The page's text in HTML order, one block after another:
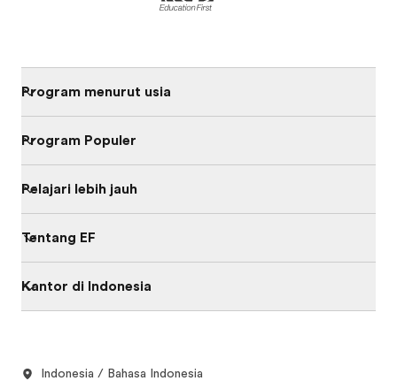
Program menurut usia
Program Populer
Pelajari lebih jauh
Tentang EF
Kantor di Indonesia
Indonesia / Bahasa Indonesia